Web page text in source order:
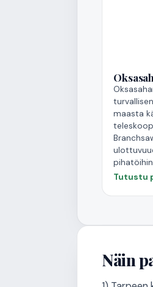
maasta
pihatöihin
Tutustu
Näin